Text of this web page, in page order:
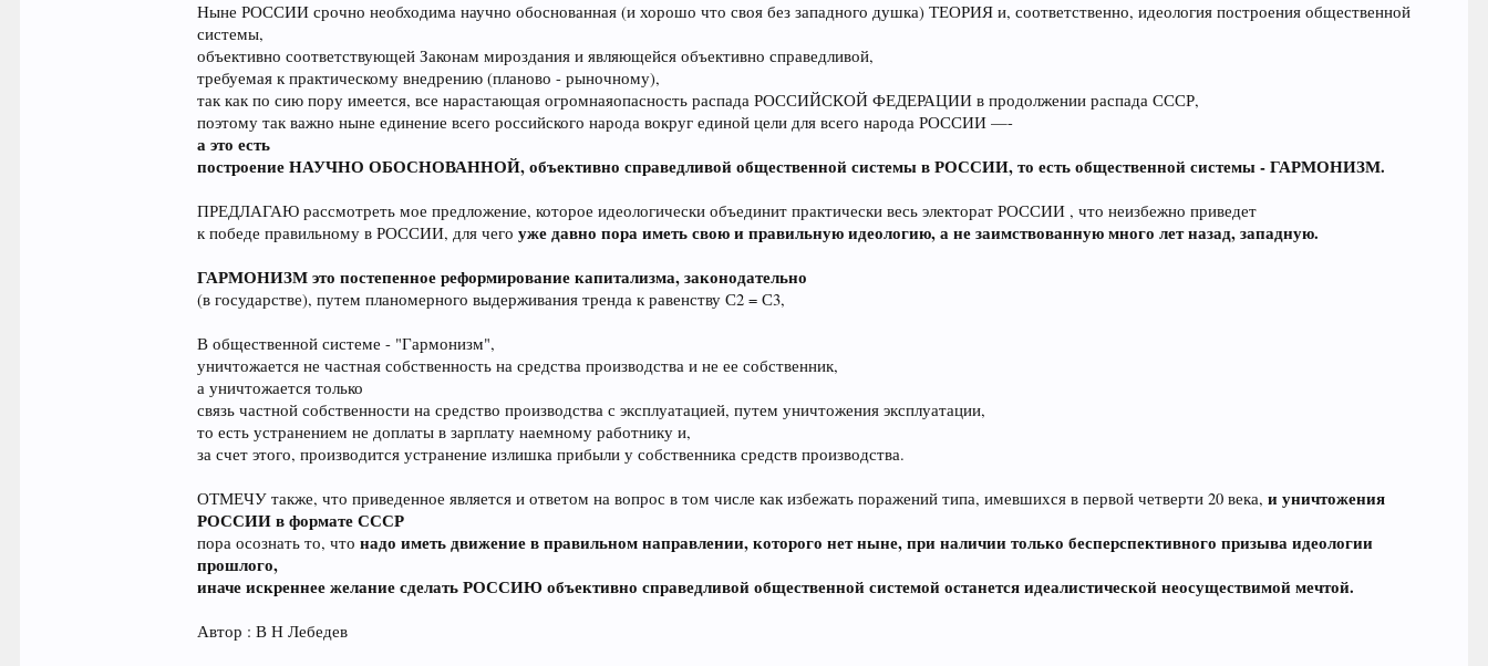
Ныне РОССИИ срочно необходима научно обоснованная (и хорошо что своя без западного душка) ТЕОРИЯ и, соответственно, идеология построения общественной
системы,
объективно соответствующей Законам мироздания и являющейся объективно справедливой,
требуемая к практическому внедрению (планово - рыночному),
так как по сию пору имеется, все нарастающая огромнаяопасность распада РОССИЙСКОЙ ФЕДЕРАЦИИ в продолжении распада СССР,
поэтому так важно ныне единение всего российского народа вокруг единой цели для всего народа РОССИИ —-
а это есть
построение НАУЧНО ОБОСНОВАННОЙ, объективно справедливой общественной системы в РОССИИ, то есть общественной системы - ГАРМОНИЗМ.
ПРЕДЛАГАЮ рассмотреть мое предложение, которое идеологически объединит практически весь электорат РОССИИ , что неизбежно приведет
к победе правильному в РОССИИ, для чегоуже давно пора иметь свою и правильную идеологию, а не заимствованную много лет назад, западную.
ГАРМОНИЗМ это постепенное реформирование капитализма, законодательно
(в государстве), путем планомерного выдерживания тренда к равенству С2 = С3,
В общественной системе - "Гармонизм",
уничтожается не частная собственность на средства производства и не ее собственник,
а уничтожается только
связь частной собственности на средство производства с эксплуатацией, путем уничтожения эксплуатации,
то есть устранением не доплаты в зарплату наемному работнику и,
за счет этого, производится устранение излишка прибыли у собственника средств производства.
ОТМЕЧУ также, что приведенное является и ответом на вопрос в том числе как избежать поражений типа, имевшихся в первой четверти 20 века, и уничтожения
РОССИИ в формате СССР
пора осознать то, чтонадо иметь движение в правильном направлении, которого нет ныне, при наличии только бесперспективного призыва идеологии
прошлого,
иначе искреннее желание сделать РОССИЮ объективно справедливой общественной системой останется идеалистической неосуществимой мечтой.
Автор : В Н Лебедев